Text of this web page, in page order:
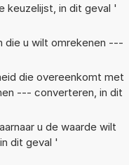
keuzelijst, in dit geval '
die u wilt omrekenen ---
die overeenkomt met
--- converteren, in dit
u de waarde wilt
dit geval '